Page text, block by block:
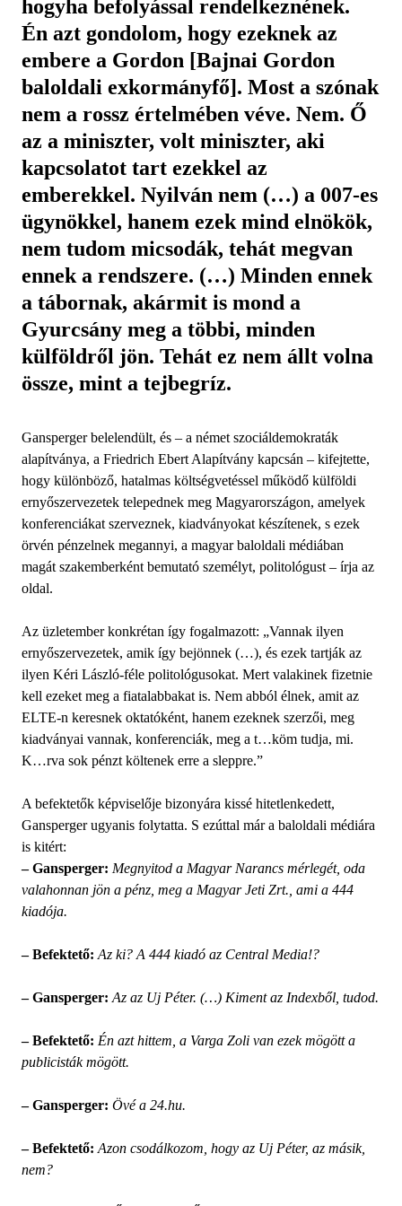
hogyha befolyással rendelkeznének.
Én azt gondolom, hogy ezeknek az
embere a Gordon [Bajnai Gordon
baloldali exkormányfő]. Most a szónak
nem a rossz értelmében véve. Nem. Ő
az a miniszter, volt miniszter, aki
kapcsolatot tart ezekkel az
emberekkel. Nyilván nem (…) a 007-es
ügynökkel, hanem ezek mind elnökök,
nem tudom micsodák, tehát megvan
ennek a rendszere. (…) Minden ennek
a tábornak, akármit is mond a
Gyurcsány meg a többi, minden
külföldről jön. Tehát ez nem állt volna
össze, mint a tejbegríz.
Gansperger belelendült, és – a német szociáldemokraták
alapítványa, a Friedrich Ebert Alapítvány kapcsán – kifejtette,
hogy különböző, hatalmas költségvetéssel működő külföldi
ernyőszervezetek telepednek meg Magyarországon, amelyek
konferenciákat szerveznek, kiadványokat készítenek, s ezek
örvén pénzelnek megannyi, a magyar baloldali médiában
magát szakemberként bemutató személyt, politológust – írja az
oldal.
Az üzletember konkrétan így fogalmazott: „Vannak ilyen
ernyőszervezetek, amik így bejönnek (…), és ezek tartják az
ilyen Kéri László-féle politológusokat. Mert valakinek fizetnie
kell ezeket meg a fiatalabbakat is. Nem abból élnek, amit az
ELTE-n keresnek oktatóként, hanem ezeknek szerzői, meg
kiadványai vannak, konferenciák, meg a t…köm tudja, mi.
K…rva sok pénzt költenek erre a sleppre.”
A befektetők képviselője bizonyára kissé hitetlenkedett,
Gansperger ugyanis folytatta. S ezúttal már a baloldali médiára
is kitért:
– Gansperger: Megnyitod a Magyar Narancs mérlegét, oda
valahonnan jön a pénz, meg a Magyar Jeti Zrt., ami a 444
kiadója.
– Befektető: Az ki? A 444 kiadó az Central Media!?
– Gansperger: Az az Uj Péter. (…) Kiment az Indexből, tudod.
– Befektető: Én azt hittem, a Varga Zoli van ezek mögött a
publicisták mögött.
– Gansperger: Övé a 24.hu.
– Befektető: Azon csodálkozom, hogy az Uj Péter, az másik,
nem?